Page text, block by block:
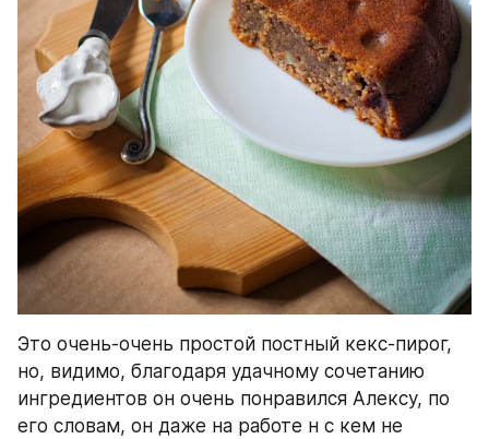
Это очень-очень простой постный кекс-пирог,
но, видимо, благодаря удачному сочетанию
ингредиентов он очень понравился Алексу, по
его словам, он даже на работе н с кем не